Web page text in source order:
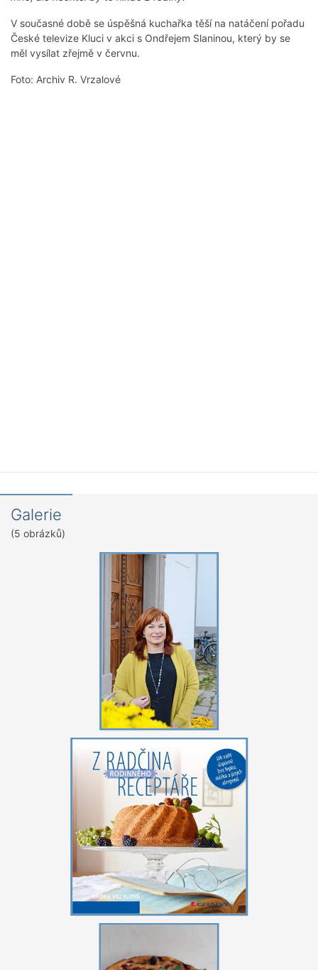
V současné době se úspěšná kuchařka těší na natáčení pořadu
České televize Kluci v akci s Ondřejem Slaninou, který by se
měl vysílat zřejmě v červnu.
Foto: Archiv R. Vrzalové
Galerie
(5 obrázků)